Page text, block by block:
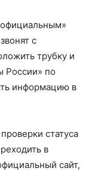
с
трубку и
России» по
информацию в
статуса
в
сайт,